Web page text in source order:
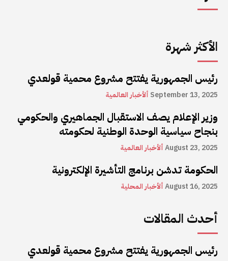
الأكثر شهرة
رئيس الجمهورية يفتتح مشروع محمية قولعدي
ألأخبار العالمية September 13, 2025
وزير الإعلام يصف الاستقبال الجماهيري والحكومي
بنجاح سياسية الوحدة الوطنية لحكومته
ألأخبار العالميةAugust 23, 2025
الحكومة تدشن برنامج التأشيرة الإلكترونية
ألأخبار المحليةAugust 16, 2025
أحدث المقالات
رئيس الجمهورية يفتتح مشروع محمية قولعدي